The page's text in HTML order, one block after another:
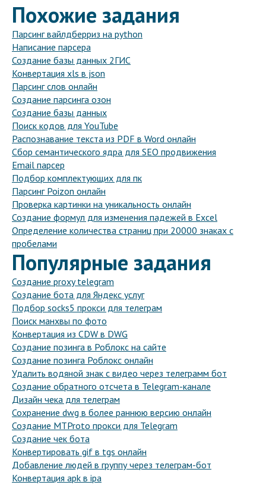
Похожие задания
Парсинг вайлдберриз на python
Написание парсера
Создание базы данных 2ГИС
Конвертация xls в json
Парсинг слов онлайн
Создание парсинга озон
Создание базы данных
Поиск кодов для YouTube
Распознавание текста из PDF в Word онлайн
Сбор семантического ядра для SEO продвижения
Email парсер
Подбор комплектующих для пк
Парсинг Poizon онлайн
Проверка картинки на уникальность онлайн
Создание формул для изменения падежей в Excel
Определение количества страниц при 20000 знаках с
пробелами
Популярные задания
Создание proxy telegram
Создание бота для Яндекс услуг
Подбор socks5 прокси для телеграм
Поиск манхвы по фото
Конвертация из CDW в DWG
Создание позинга в Роблокс на сайте
Создание позинга Роблокс онлайн
Удалить водяной знак с видео через телеграмм бот
Создание обратного отсчета в Telegram-канале
Дизайн чека для телеграм
Сохранение dwg в более раннюю версию онлайн
Создание MTProto прокси для Telegram
Создание чек бота
Конвертировать gif в tgs онлайн
Добавление людей в группу через телеграм-бот
Конвертация apk в ipa